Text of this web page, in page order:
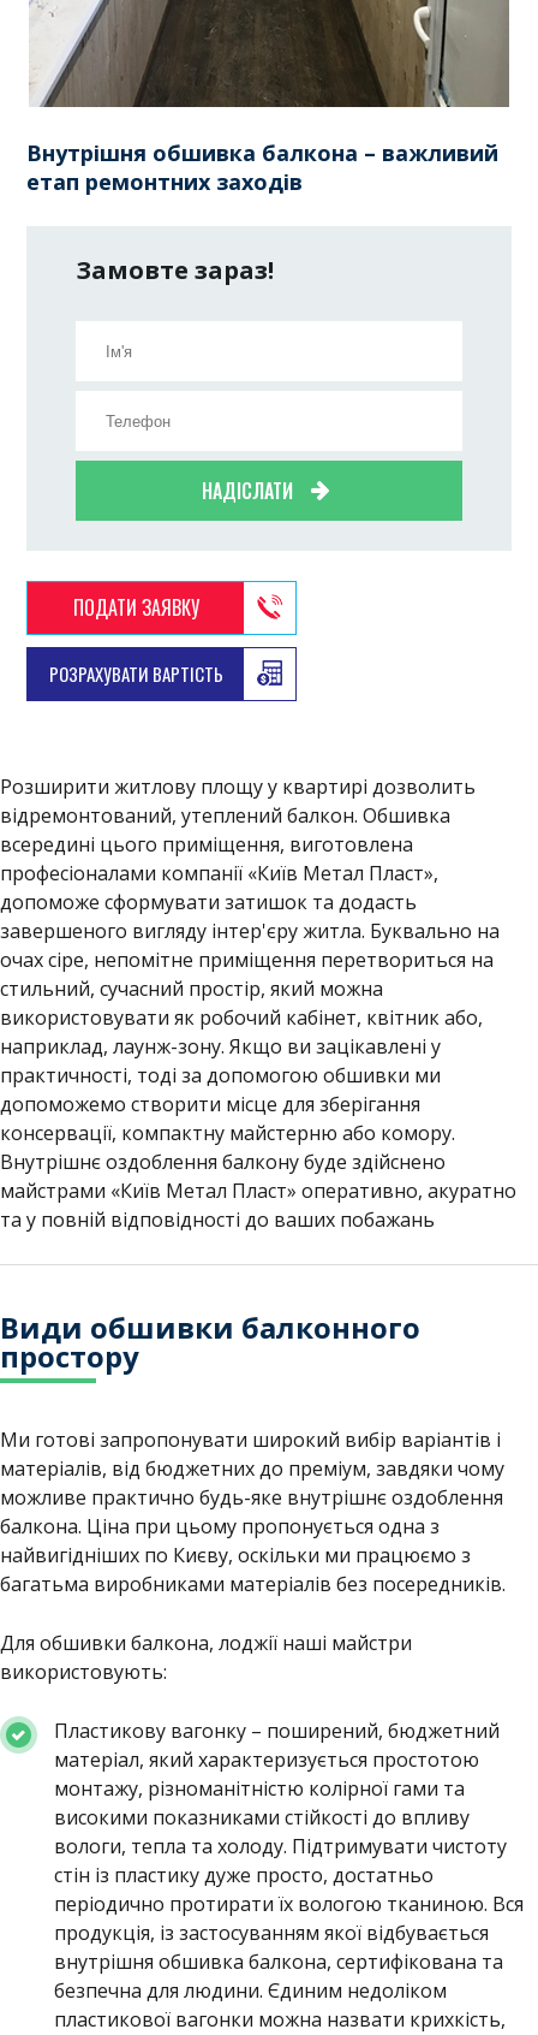
Внутрішня обшивка балкона – важливий
етап ремонтних заходів
Замовте зараз!
НАДІСЛАТИ
ПОДАТИ ЗАЯВКУ
РОЗРАХУВАТИ ВАРТІСТЬ
Розширити житлову площу у квартирі дозволить
відремонтований, утеплений балкон. Обшивка
всередині цього приміщення, виготовлена ​​
професіоналами компанії «Київ Метал Пласт»,
допоможе сформувати затишок та додасть
завершеного вигляду інтер'єру житла. Буквально на
очах сіре, непомітне приміщення перетвориться на
стильний, сучасний простір, який можна
використовувати як робочий кабінет, квітник або,
наприклад, лаунж-зону. Якщо ви зацікавлені у
практичності, тоді за допомогою обшивки ми
допоможемо створити місце для зберігання
консервації, компактну майстерню або комору.
Внутрішнє оздоблення балкону буде здійснено
майстрами «Київ Метал Пласт» оперативно, акуратно
та у повній відповідності до ваших побажань
Види обшивки балконного
простору
Ми готові запропонувати широкий вибір варіантів і
матеріалів, від бюджетних до преміум, завдяки чому
можливе практично будь-яке внутрішнє оздоблення
балкона. Ціна при цьому пропонується одна з
найвигідніших по Києву, оскільки ми працюємо з
багатьма виробниками матеріалів без посередників.
Для обшивки балкона, лоджії наші майстри
використовують:
Пластикову вагонку – поширений, бюджетний
матеріал, який характеризується простотою
монтажу, різноманітністю колірної гами та
високими показниками стійкості до впливу
вологи, тепла та холоду. Підтримувати чистоту
стін із пластику дуже просто, достатньо
періодично протирати їх вологою тканиною. Вся
продукція, із застосуванням якої відбувається
внутрішня обшивка балкона, сертифікована та
безпечна для людини. Єдиним недоліком
пластикової вагонки можна назвати крихкість,